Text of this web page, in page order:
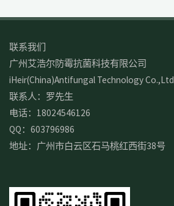
联系我们
广州艾浩尔防霉抗菌科技有限公司
iHeir(China)Antifungal Technology Co.,Ltd
联系人：罗先生
电话：18024546126
QQ：603796986
地址：广州市白云区石马桃红西街38号